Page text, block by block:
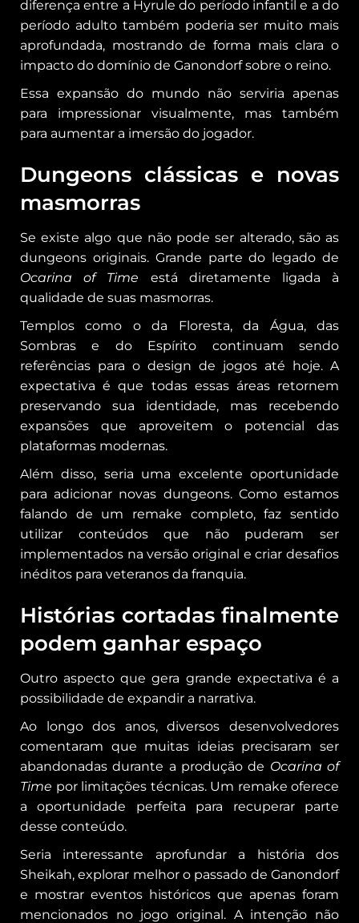
diferença entre a Hyrule do período infantil e a do
período adulto também poderia ser muito mais
aprofundada, mostrando de forma mais clara o
impacto do domínio de Ganondorf sobre o reino.
Essa expansão do mundo não serviria apenas
para impressionar visualmente, mas também
para aumentar a imersão do jogador.
Dungeons clássicas e novas
masmorras
Se existe algo que não pode ser alterado, são as
dungeons originais. Grande parte do legado de
Ocarina of Time está diretamente ligada à
qualidade de suas masmorras.
Templos como o da Floresta, da Água, das
Sombras e do Espírito continuam sendo
referências para o design de jogos até hoje. A
expectativa é que todas essas áreas retornem
preservando sua identidade, mas recebendo
expansões que aproveitem o potencial das
plataformas modernas.
Além disso, seria uma excelente oportunidade
para adicionar novas dungeons. Como estamos
falando de um remake completo, faz sentido
utilizar conteúdos que não puderam ser
implementados na versão original e criar desafios
inéditos para veteranos da franquia.
Histórias cortadas finalmente
podem ganhar espaço
Outro aspecto que gera grande expectativa é a
possibilidade de expandir a narrativa.
Ao longo dos anos, diversos desenvolvedores
comentaram que muitas ideias precisaram ser
abandonadas durante a produção de Ocarina of
Time por limitações técnicas. Um remake oferece
a oportunidade perfeita para recuperar parte
desse conteúdo.
Seria interessante aprofundar a história dos
Sheikah, explorar melhor o passado de Ganondorf
e mostrar eventos históricos que apenas foram
mencionados no jogo original. A intenção não